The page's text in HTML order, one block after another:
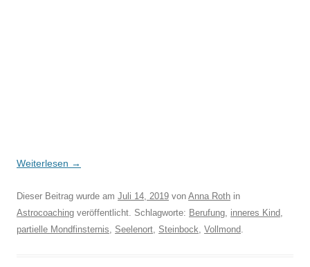
Weiterlesen →
Dieser Beitrag wurde am Juli 14, 2019 von Anna Roth in
Astrocoaching veröffentlicht. Schlagworte: Berufung, inneres Kind,
partielle Mondfinsternis, Seelenort, Steinbock, Vollmond.